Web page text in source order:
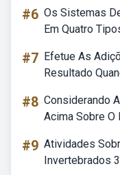
#6 Os Sistemas
Em Quatro
#7 Efetue As
Resultado
#8 Considerando
Acima Sobre O
#9 Atividades
Invertebrados